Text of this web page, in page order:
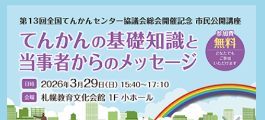
2025.11.07
演題募集（公募）を開始しました。
2025.06.04
協賛申込を公開しました。
2025.05.23
ホームページを公開しました。